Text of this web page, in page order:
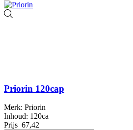
Priorin 120cap
Merk: Priorin
Inhoud: 120ca
Prijs 67,42